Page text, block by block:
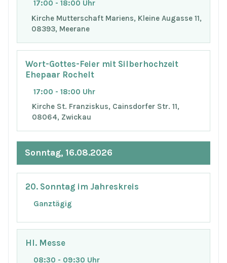
17:00 - 18:00 Uhr
Kirche Mutterschaft Mariens, Kleine Augasse 11,
08393, Meerane
Wort-Gottes-Feier mit Silberhochzeit
Ehepaar Rochelt
17:00 - 18:00 Uhr
Kirche St. Franziskus, Cainsdorfer Str. 11,
08064, Zwickau
Sonntag, 16.08.2026
20. Sonntag im Jahreskreis
Ganztägig
Hl. Messe
08:30 - 09:30 Uhr